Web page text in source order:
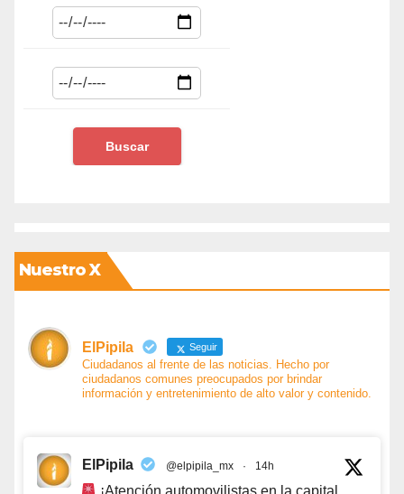
Nuestro X
ElPipila Seguir
Ciudadanos al frente de las noticias. Hecho por
ciudadanos comunes preocupados por brindar
información y entretenimiento de alto valor y contenido.
ElPipila @elpipila_mx · 14h